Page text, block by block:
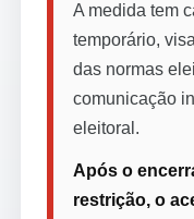
A medida tem
temporário,
das normas
comunicação
eleitoral.
Após o
restrição, o